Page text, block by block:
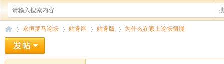
永恒罗马论坛 站务区 站务版 为什么在家上论坛很慢